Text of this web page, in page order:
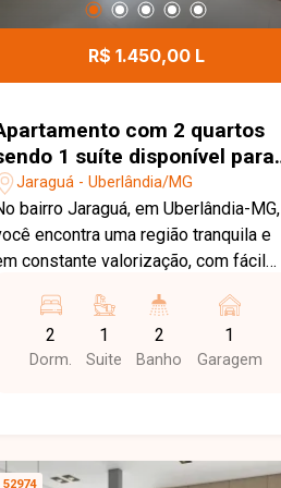
ainda com portão eletrônico com
vagas de garagem, oferecendo
é uma excelente oportunidade
para quem busca uma casa ampla,
e bem localizada para
no bairro Jardim Europa.
Agende uma visita e venha conhecer
todos os detalhes deste imóvel.
R$ 1.450,00 L
com 2 quartos
1 suíte disponível para
no bairro Jaraguá em
MG
Jaraguá - Uberlândia/MG
bairro Jaraguá, em Uberlândia-MG,
encontra uma região tranquila e
constante valorização, com fácil
cidade e proximidade com
supermercados, escolas, farmácias e
diversos comércios, oferecendo
quartos, sendo 1 suíte, sacada,
2
Dorm.
1
Suite
2
Banho
1
Garagem
52974